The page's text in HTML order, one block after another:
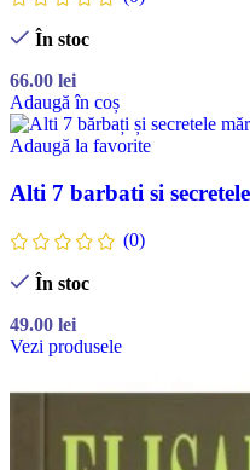
În stoc
66.00 lei
Adaugă în coș
Adaugă la favorite
Alti 7 barbati si
(0)
În stoc
49.00 lei
Vezi produsele